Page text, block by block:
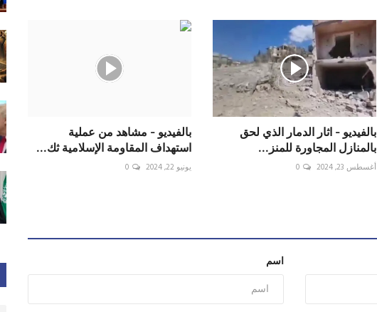
بالفيديو - اثار الدمار الذي لحق
بالمنازل المجاورة للمنز...
أغسطس 23, 2024 0
بالفيديو - مشاهد من عملية
استهداف المقاومة الإسلامية ثك...
يونيو 22, 2024 0
اسم